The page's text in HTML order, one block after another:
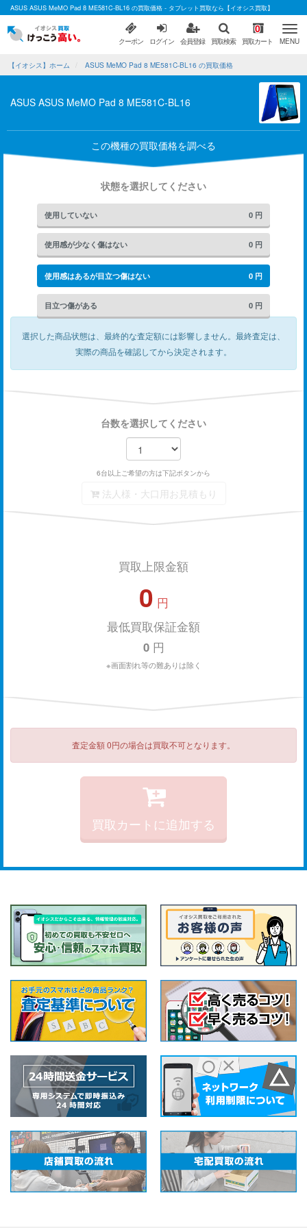
ASUS ASUS MeMO Pad 8 ME581C-BL16 の買取価格 - タブレット買取なら【イオシス買取】
クーポン ログイン 会員登録 買取検索
0
買取カート MENU
【イオシス】ホーム ASUS MeMO Pad 8 ME581C-BL16 の買取価格
ASUS ASUS MeMO Pad 8 ME581C-BL16
この機種の買取価格を調べる
状態を選択してください
使用していない 0 円
使用感が少なく傷はない 0 円
使用感はあるが目立つ傷はない 0 円
目立つ傷がある 0 円
選択した商品状態は、最終的な査定額には影響しません。 最終査定は、
実際の商品を確認してから決定されます。
台数を選択してください
6台以上ご希望の方は下記ボタンから
法人様・大口用お見積もり
買取上限金額
0 円
最低買取保証金額
0円
※画面割れ等の難ありは除く
査定金額 0円の場合は買取不可となります。
買取カートに追加する